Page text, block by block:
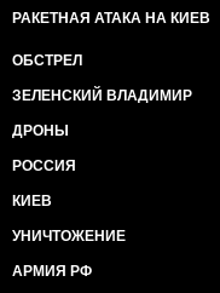
РАКЕТНАЯ АТАКА НА КИЕВ
ОБСТРЕЛ
ЗЕЛЕНСКИЙ ВЛАДИМИР
ДРОНЫ
РОССИЯ
КИЕВ
УНИЧТОЖЕНИЕ
АРМИЯ РФ